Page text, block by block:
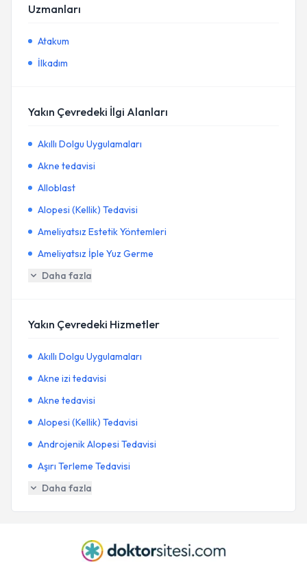
Uzmanları
Atakum
İlkadım
Yakın Çevredeki İlgi Alanları
Akıllı Dolgu Uygulamaları
Akne tedavisi
Alloblast
Alopesi (Kellik) Tedavisi
Ameliyatsız Estetik Yöntemleri
Ameliyatsız İple Yuz Germe
Daha fazla
Yakın Çevredeki Hizmetler
Akıllı Dolgu Uygulamaları
Akne izi tedavisi
Akne tedavisi
Alopesi (Kellik) Tedavisi
Androjenik Alopesi Tedavisi
Aşırı Terleme Tedavisi
Daha fazla